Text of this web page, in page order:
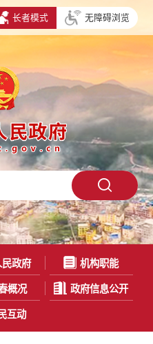
长者模式 无障碍浏览
民政府 机构职能
概况 政府信息公开
互动